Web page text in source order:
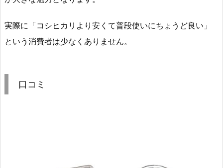
実際に「コシヒカリより安くて普段使いにちょうど良い」
という消費者は少なくありません。
口コミ